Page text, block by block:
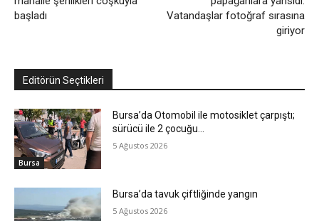
başladı
Vatandaşlar fotoğraf sırasına
giriyor
Editörün Seçtikleri
Bursa
Bursa’da Otomobil ile motosiklet çarpıştı;
sürücü ile 2 çocuğu…
5 Ağustos 2026
Bursa’da tavuk çiftliğinde yangın
5 Ağustos 2026